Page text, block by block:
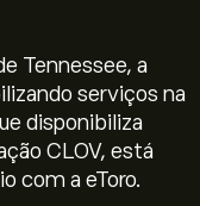
Tennessee, a
serviços na
disponibiliza
CLOV, está
com a eToro.
jána eToro para